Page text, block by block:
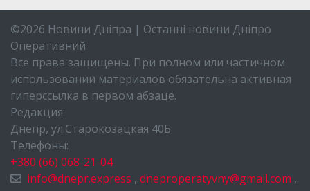
©2026 Новини Дніпра | Останні новини Дніпро
Оперативний
Все права защищены. При полном или частичном
использовании материалов обязательна активная
гиперссылка в первом абзаце.
Редакция:
Днепр, ул.Старокозацкая 40Б
Телефоны:
+380 (66) 068-21-04
info@dnepr.express , dneproperatyvny@gmail.com ,